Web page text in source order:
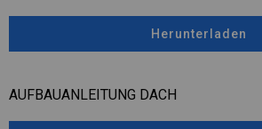
Herunterladen
AUFBAUANLEITUNG DACH